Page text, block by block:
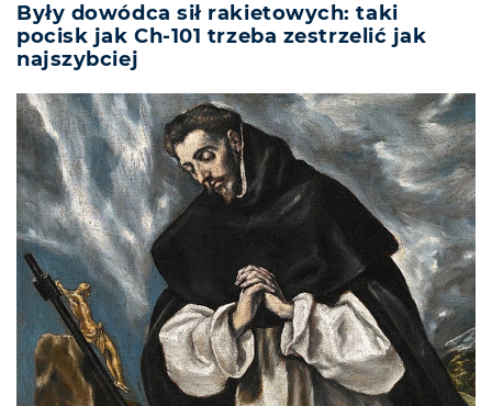
Były dowódca sił rakietowych: taki
pocisk jak Ch-101 trzeba zestrzelić jak
najszybciej